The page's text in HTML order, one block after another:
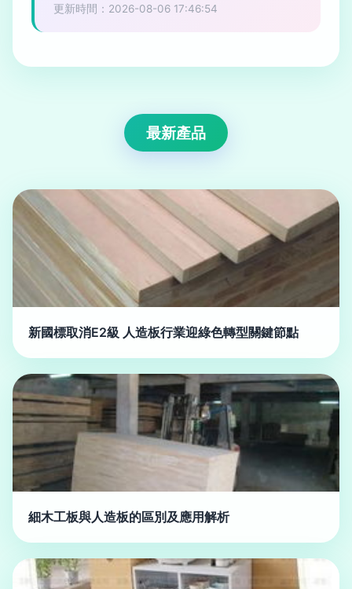
更新時間：2026-08-06 17:46:54
最新產品
新國標取消E2級 人造板行業迎綠色轉型關鍵節點
細木工板與人造板的區別及應用解析